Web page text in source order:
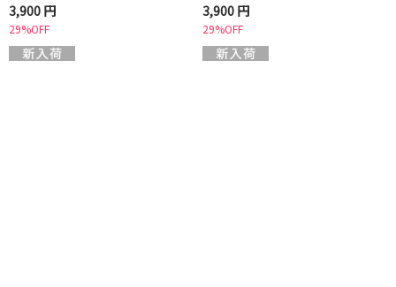
3,900 円
29%OFF
3,900 円
29%OFF